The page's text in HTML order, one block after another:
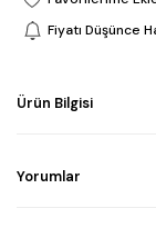
Fiyatı Düşünce
Ürün Bilgisi
Yorumlar